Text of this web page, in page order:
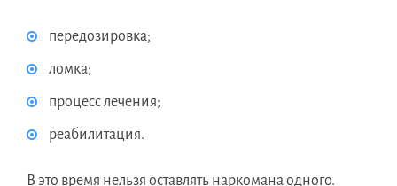
передозировка;
ломка;
процесс лечения;
реабилитация.
В это время нельзя оставлять наркомана одного.